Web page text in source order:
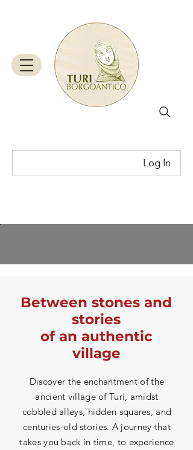
Log In
Between stones and
stories
of an authentic
village
Discover the enchantment of the
ancient village of Turi, amidst
cobbled alleys, hidden squares, and
centuries-old stories. A journey that
takes you back in time, to experience